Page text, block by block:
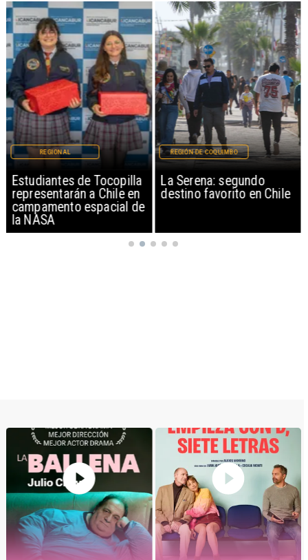
Estudiantes de Tocopilla
representarán a Chile en
campamento espacial de
la NASA
REGIONAL
La Serena: segundo
destino favorito en Chile
REGIÓN DE COQUIMBO